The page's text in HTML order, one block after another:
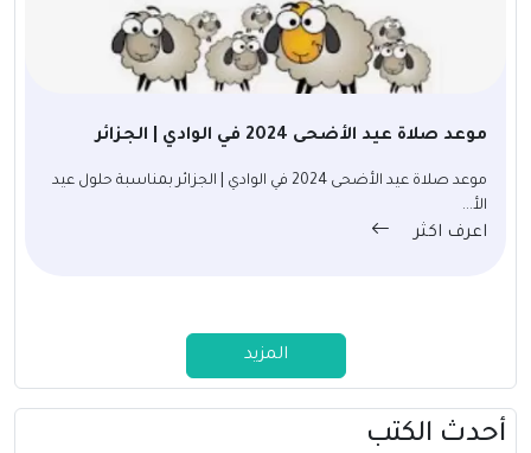
موعد صلاة عيد الأضحى 2024 في الوادي | الجزائر
موعد صلاة عيد الأضحى 2024 في الوادي | الجزائر بمناسبة حلول عيد
الأ...
اعرف اكثر
المزيد
أحدث الكتب